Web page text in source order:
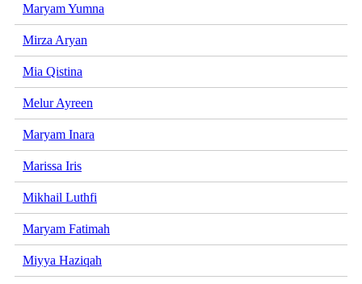
Maryam Yumna
Mirza Aryan
Mia Qistina
Melur Ayreen
Maryam Inara
Marissa Iris
Mikhail Luthfi
Maryam Fatimah
Miyya Haziqah